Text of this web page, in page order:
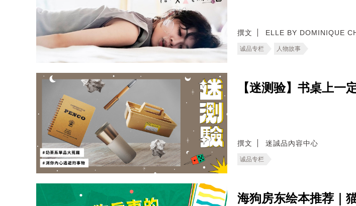
撰文 ELLE BY DOMINIQUE
诚品专栏 人物故事
【迷测验】书桌上一
撰文 迷誠品內容中心
诚品专栏
海狗房东绘本推荐｜